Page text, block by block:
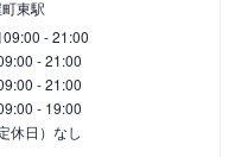
東駅
09:00 - 21:00
- 21:00
- 21:00
- 19:00
定休日）なし